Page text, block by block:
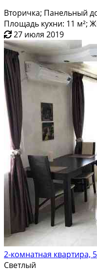
Вторичка; Панельный
Площадь кухни: 11 м²;
27 июля 2019
2-комнатная квартира,
Светлый